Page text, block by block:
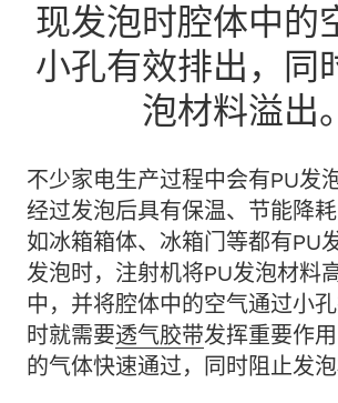
现发泡时腔体中的
小孔有效排出，同
泡材料溢出。
不少家电生产过程中会有PU发
经过发泡后具有保温、节能降
如冰箱箱体、冰箱门等都有PU
发泡时，注射机将PU发泡材料
中，并将腔体中的空气通过小
时就需要透气胶带发挥重要作
的气体快速通过，同时阻止发泡